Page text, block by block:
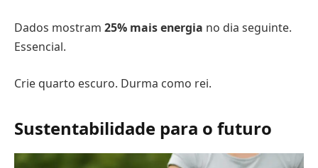
Dados mostram 25% mais energia no dia seguinte.
Essencial.
Crie quarto escuro. Durma como rei.
Sustentabilidade para o futuro